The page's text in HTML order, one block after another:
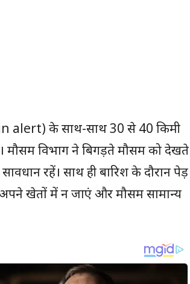
alert) के साथ-साथ 30 से 40 किमी
मौसम विभाग ने बिगड़ते मौसम को देखते
रहें। साथ ही बारिश के दौरान पेड़
खेतों में न जाएं और मौसम सामान्य